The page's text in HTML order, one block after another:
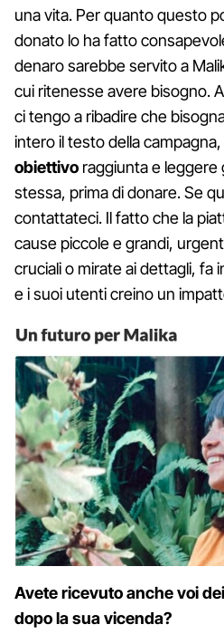
una vita. Per quanto questo
donato lo ha fatto
denaro sarebbe servito a
cui ritenesse avere bisogno.
ci tengo a ribadire che
intero il testo della
obiettivo raggiunta e leggere
stessa, prima di donare. Se
contattateci. Il fatto che la
cause piccole e grandi,
cruciali o mirate ai dettagli, fa
e i suoi utenti creino un
Avete ricevuto anche voi
dopo la sua vicenda?